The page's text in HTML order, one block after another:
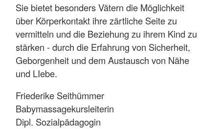
Sie bietet besonders Vätern die Möglichkeit
über Körperkontakt ihre zärtliche Seite zu
vermitteln und die Beziehung zu ihrem Kind zu
stärken - durch die Erfahrung von Sicherheit,
Geborgenheit und dem Austausch von Nähe
und LIebe.
Friederike Seithümmer
Babymassagekursleiterin
Dipl. Sozialpädagogin